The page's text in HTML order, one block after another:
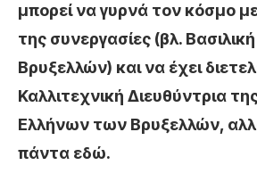
μπορεί να γυρνά τον κόσμο
της συνεργασίες (βλ.
Βρυξελλών) και να έχει
Καλλιτεχνική Διευθύντρια
Ελλήνων των Βρυξελλών,
πάντα εδώ.